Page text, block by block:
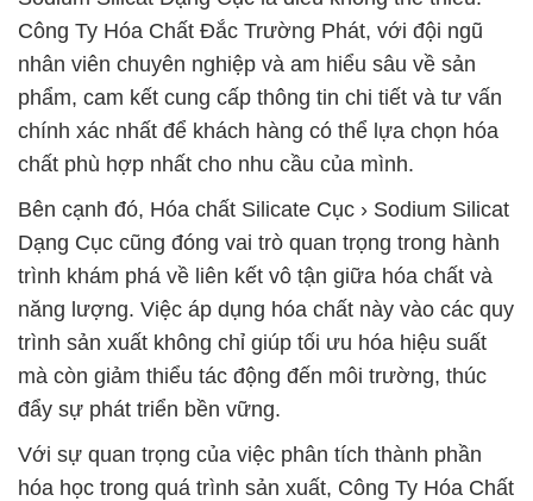
Công Ty Hóa Chất Đắc Trường Phát, với đội ngũ
nhân viên chuyên nghiệp và am hiểu sâu về sản
phẩm, cam kết cung cấp thông tin chi tiết và tư vấn
chính xác nhất để khách hàng có thể lựa chọn hóa
chất phù hợp nhất cho nhu cầu của mình.
Bên cạnh đó, Hóa chất Silicate Cục › Sodium Silicat
Dạng Cục cũng đóng vai trò quan trọng trong hành
trình khám phá về liên kết vô tận giữa hóa chất và
năng lượng. Việc áp dụng hóa chất này vào các quy
trình sản xuất không chỉ giúp tối ưu hóa hiệu suất
mà còn giảm thiểu tác động đến môi trường, thúc
đẩy sự phát triển bền vững.
Với sự quan trọng của việc phân tích thành phần
hóa học trong quá trình sản xuất, Công Ty Hóa Chất